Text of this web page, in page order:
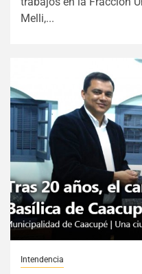
Melli,...
Intendencia